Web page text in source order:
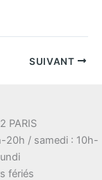
SUIVANT
PARIS
20h / samedi : 10h-
fériés